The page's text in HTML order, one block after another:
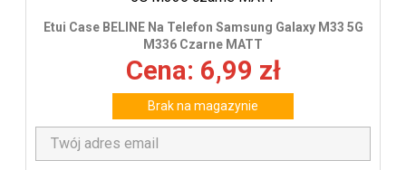
Etui Case BELINE Na Telefon Samsung Galaxy M33 5G
M336 Czarne MATT
Cena: 6,99 zł
Brak na magazynie